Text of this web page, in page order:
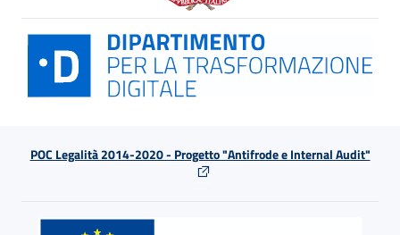
POC Legalità 2014-2020 - Progetto "Antifrode e Internal Audit"